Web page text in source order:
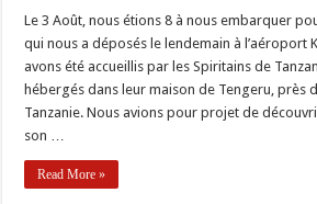
Le 3 Août, nous étions 8 à nous embarquer
qui nous a déposés le lendemain à l’aéroport
avons été accueillis par les Spiritains de
hébergés dans leur maison de Tengeru, près
Tanzanie. Nous avions pour projet de
son …
Read More »